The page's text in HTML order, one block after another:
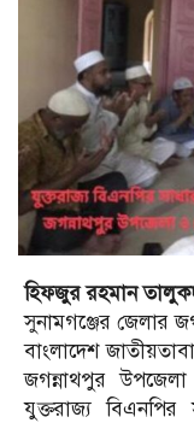
হিফজুর রহমান
সুনামগঞ্জের জেলার
বাংলাদেশ
জগন্নাথপুর
যুক্তরাজ্য